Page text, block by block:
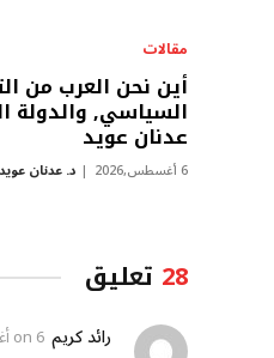
مقالات
أين نحن العرب من
السياسي, والدولة
عدنان عويد
6 أغسطس,2026 د. عدنان عويد
28 تعليق
رائد كريم 6 أغسطس,2020 12:09 م